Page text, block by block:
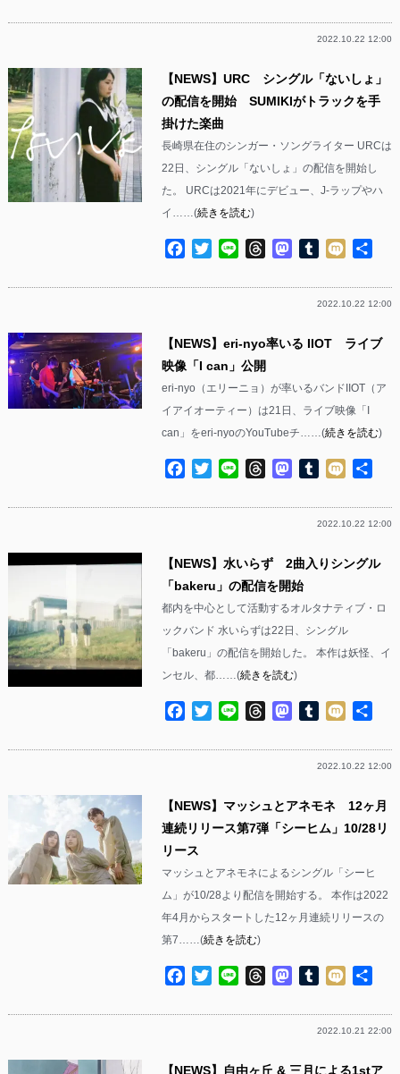
2022.10.22 12:00
【NEWS】URC シングル「ないしょ」
の配信を開始 SUMIKIがトラックを手
掛けた楽曲
長崎県在住のシンガー・ソングライター URCは
22日、シングル「ないしょ」の配信を開始し
た。 URCは2021年にデビュー、J-ラップやハ
イ……(続きを読む)
Facebook
TwitterLine ThreadsMastodon
Tumblr
Mixi
2022.10.22 12:00
【NEWS】eri-nyo率いる IIOT ライブ
映像「I can」公開
eri-nyo（エリーニョ）が率いるバンドIIOT（ア
イアイオーティー）は21日、ライブ映像「I
can」をeri-nyoのYouTubeチ……(続きを読む)
Facebook
TwitterLine ThreadsMastodon
Tumblr
Mixi
2022.10.22 12:00
【NEWS】水いらず 2曲入りシングル
「bakeru」の配信を開始
都内を中心として活動するオルタナティブ・ロ
ックバンド 水いらずは22日、シングル
「bakeru」の配信を開始した。 本作は妖怪、イ
ンセル、都……(続きを読む)
Facebook
TwitterLine ThreadsMastodon
Tumblr
Mixi
2022.10.22 12:00
【NEWS】マッシュとアネモネ 12ヶ月
連続リリース第7弾「シーヒム」10/28リ
リース
マッシュとアネモネによるシングル「シーヒ
ム」が10/28より配信を開始する。 本作は2022
年4月からスタートした12ヶ月連続リリースの
第7……(続きを読む)
Facebook
TwitterLine ThreadsMastodon
Tumblr
Mixi
2022.10.21 22:00
【NEWS】自由ヶ丘 & 三月による1stア